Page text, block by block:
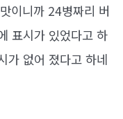
이니까 24병짜리 버
표시가 있었다고 하
가 없어 졌다고 하네